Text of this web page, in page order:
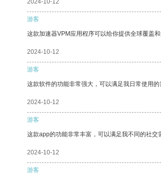
2024-10-12
游客
这款加速器VPM应用程序可以给你提供全球覆盖和
2024-10-12
游客
这款软件的功能非常强大，可以满足我日常使用的
2024-10-12
游客
这款app的功能非常丰富，可以满足我不同的社交
2024-10-12
游客